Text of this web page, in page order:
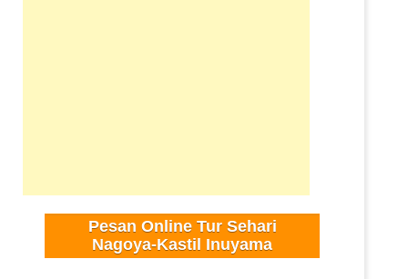
Pesan Online Tur Sehari
Nagoya-Kastil Inuyama